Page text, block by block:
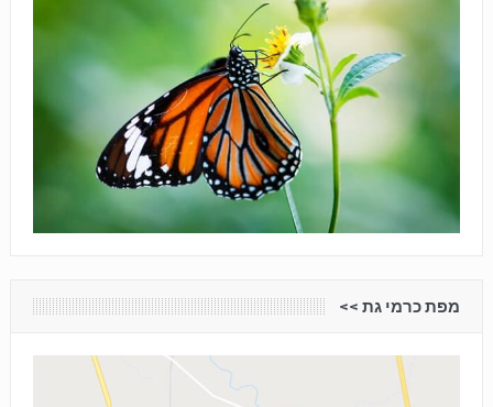
מפת כרמי גת <<